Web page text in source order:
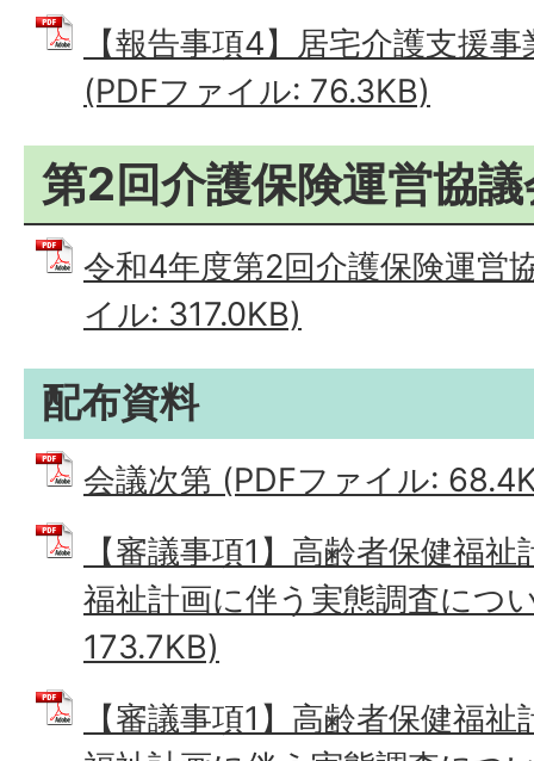
【報告事項4】居宅介護支援
(PDFファイル: 76.3KB)
第2回介護保険運営協
令和4年度第2回介護保険運営
イル: 317.0KB)
配布資料
会議次第 (PDFファイル:
【審議事項1】高齢者保健福
福祉計画に伴う実態調査につ
173.7KB)
【審議事項1】高齢者保健福